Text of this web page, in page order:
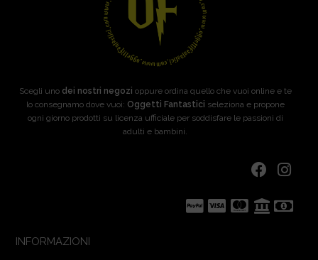
Scegli uno dei nostri negozi oppure ordina quello che vuoi online e te
lo consegnamo dove vuoi: Oggetti Fantastici seleziona e propone
ogni giorno prodotti su licenza ufficiale per soddisfare le passioni di
adulti e bambini.
INFORMAZIONI